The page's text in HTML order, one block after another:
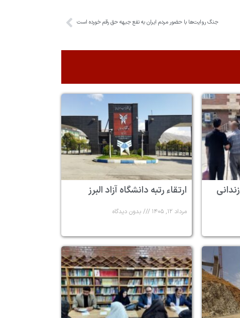
جنگ روایت‌ها با حضور مردم ایران به نفع جبهه حق رقم خورده است
هدیه خیرین البرزی به ۶ زندانی ارتقاء رتبه دانشگاه آزاد البرز
مرداد ۱۲, ۱۴۰۵ بدون دیدگاه